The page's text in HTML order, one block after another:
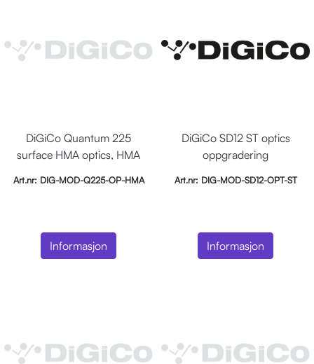
DiGiCo Quantum 225
surface HMA optics, HMA
Art.nr: DIG-MOD-Q225-OP-HMA
Informasjon
DiGiCo SD12 ST optics
oppgradering
Art.nr: DIG-MOD-SD12-OPT-ST
Informasjon